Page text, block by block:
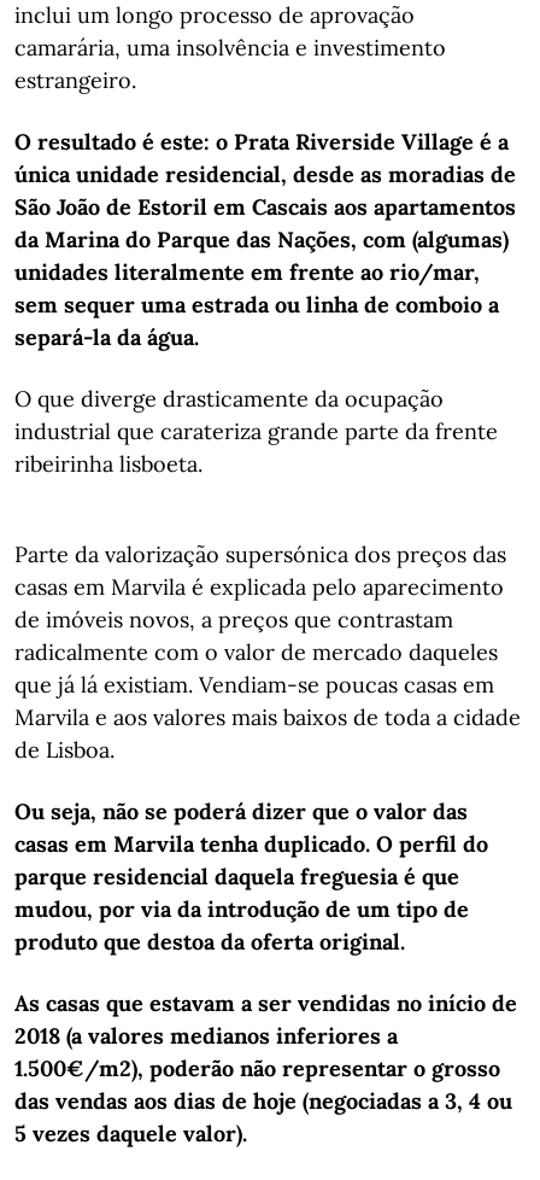
inclui um longo processo de aprovação
camarária, uma insolvência e investimento
estrangeiro.
O resultado é este: o Prata Riverside Village é a
única unidade residencial, desde as moradias de
São João de Estoril em Cascais aos apartamentos
da Marina do Parque das Nações, com (algumas)
unidades literalmente em frente ao rio/mar,
sem sequer uma estrada ou linha de comboio a
separá-la da água.
O que diverge drasticamente da ocupação
industrial que carateriza grande parte da frente
ribeirinha lisboeta.
Parte da valorização supersónica dos preços das
casas em Marvila é explicada pelo aparecimento
de imóveis novos, a preços que contrastam
radicalmente com o valor de mercado daqueles
que já lá existiam. Vendiam-se poucas casas em
Marvila e aos valores mais baixos de toda a cidade
de Lisboa.
Ou seja, não se poderá dizer que o valor das
casas em Marvila tenha duplicado. O perfil do
parque residencial daquela freguesia é que
mudou, por via da introdução de um tipo de
produto que destoa da oferta original.
As casas que estavam a ser vendidas no início de
2018 (a valores medianos inferiores a
1.500€/m2), poderão não representar o grosso
das vendas aos dias de hoje (negociadas a 3, 4 ou
5 vezes daquele valor).